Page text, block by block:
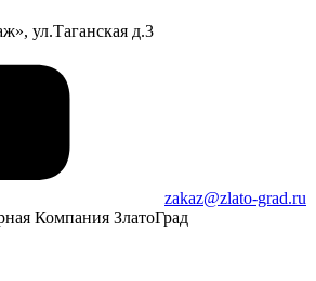
ул.Таганская д.3
zakaz@zlato-grad.ru
Компания ЗлатоГрад